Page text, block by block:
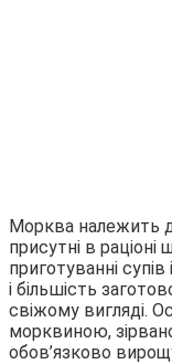
Морква належить
присутні в
приготуванні
і більшість
свіжому вигляді.
морквиною,
обов’язково